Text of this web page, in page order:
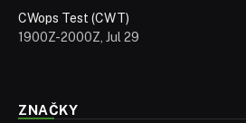
CWops Test (CWT)
1900Z-2000Z, Jul 29
ZNAČKY